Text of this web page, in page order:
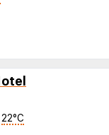
22°C